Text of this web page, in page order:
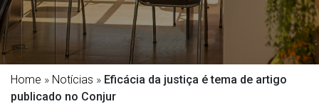
Home » Notícias » Eficácia da justiça é tema de artigo
publicado no Conjur